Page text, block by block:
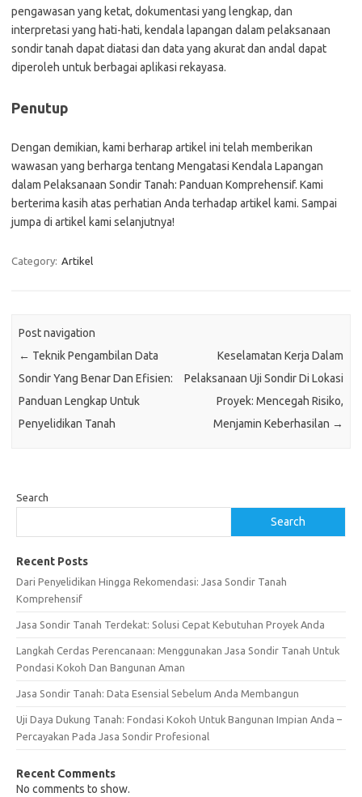
pengawasan yang ketat, dokumentasi yang lengkap, dan
interpretasi yang hati-hati, kendala lapangan dalam pelaksanaan
sondir tanah dapat diatasi dan data yang akurat dan andal dapat
diperoleh untuk berbagai aplikasi rekayasa.
Penutup
Dengan demikian, kami berharap artikel ini telah memberikan
wawasan yang berharga tentang Mengatasi Kendala Lapangan
dalam Pelaksanaan Sondir Tanah: Panduan Komprehensif. Kami
berterima kasih atas perhatian Anda terhadap artikel kami. Sampai
jumpa di artikel kami selanjutnya!
Category: Artikel
Post navigation
← Teknik Pengambilan Data
Sondir Yang Benar Dan Efisien:
Panduan Lengkap Untuk
Penyelidikan Tanah
Keselamatan Kerja Dalam
Pelaksanaan Uji Sondir Di Lokasi
Proyek: Mencegah Risiko,
Menjamin Keberhasilan →
Search
Search
Recent Posts
Dari Penyelidikan Hingga Rekomendasi: Jasa Sondir Tanah
Komprehensif
Jasa Sondir Tanah Terdekat: Solusi Cepat Kebutuhan Proyek Anda
Langkah Cerdas Perencanaan: Menggunakan Jasa Sondir Tanah Untuk
Pondasi Kokoh Dan Bangunan Aman
Jasa Sondir Tanah: Data Esensial Sebelum Anda Membangun
Uji Daya Dukung Tanah: Fondasi Kokoh Untuk Bangunan Impian Anda –
Percayakan Pada Jasa Sondir Profesional
Recent Comments
No comments to show.